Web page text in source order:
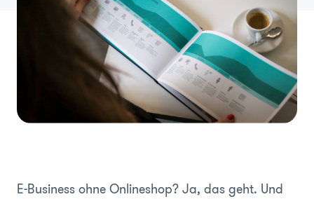
E-Business ohne Onlineshop? Ja, das geht. Und